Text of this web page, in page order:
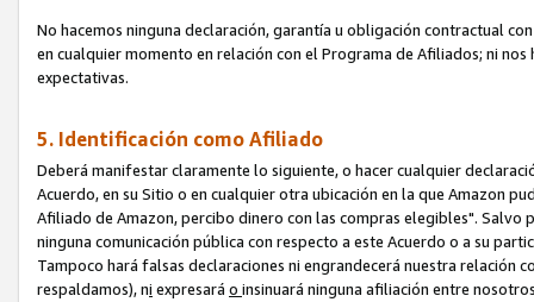
No hacemos ninguna declaración, garantía u obligación contractual
en cualquier momento en relación con el Programa de Afiliados; ni
expectativas.
5. Identificación como Afiliado
Deberá manifestar claramente lo siguiente, o hacer cualquier
Acuerdo, en su Sitio o en cualquier otra ubicación en la que Amazon
Afiliado de Amazon, percibo dinero con las compras elegibles". Salvo
ninguna comunicación pública con respecto a este Acuerdo o a su
Tampoco hará falsas declaraciones ni engrandecerá nuestra relación
respaldamos), ni expresará o insinuará ninguna afiliación entre